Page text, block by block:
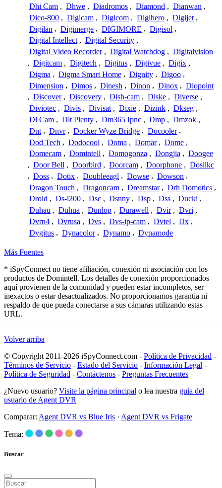
Dhi Cam , Dhwe , Diadromos , Diamond , Dianwan ,
Dico-800 , Digicam , Digicom , Digihero , Digijet ,
Digilan , Digimerge , DIGIMORE , Digisol ,
Digital Intellect , Digital Security ,
Digital Video Recorder , Digital Watchdog , Digitalvision
, Digitcam , Digitech , Digitus , Digivue , Digix ,
Digma , Digma Smart Home , Dignity , Digoo ,
Dimension , Dimos , Dinesh , Dinon , Dinox , Diopoint
, Discover , Discovery , Dish-cam , Diske , Diverse ,
Diviotec , Divis , Divisat , Dixie , Dizink , Dkseg ,
Dl Cam , Dlt Plenty , Dm365 Ipnc , Dmp , Dmzok ,
Dnt , Dnvr , Docker Wyze Bridge , Docooler ,
Dod Tech , Dodocool , Doma , Domar , Dome ,
Domecam , Domintell , Domogonza , Dongjia , Doogee
, Door Bell , Doorbird , Doorcam , Doorphone , Dosilkc
, Doss , Dotix , Doubleeagl , Dowse , Dowson ,
Dragon Touch , Dragoncam , Dreamstar , Drh Domotics ,
Droid , Ds-i200 , Dsc , Dsnny , Dsp , Dss , Ducki ,
Duhau , Duhua , Dunlop , Durawell , Dvir , Dvri ,
Dvrn4 , Dvrusa , Dvs , Dvs-ip-cam , Dvtel , Dx ,
Dygitus , Dynacolor , Dynamo , Dynamode
Más Fuentes
* iSpyConnect no tiene afiliación, conexión ni asociación con los
productos de Domintell. Los detalles de conexión proporcionados
aquí provienen de la comunidad y pueden estar incompletos, ser
inexactos o estar desactualizados. No proporcionamos garantía ni
respaldo de que pueda conectarse a sus cámaras utilizando estas
URL.
Volver arriba
© Copyright 2011-2026 iSpyConnect.com - Política de Privacidad -
Términos de Servicio - Estado del Servicio - Información Legal -
Política de Seguridad - Contáctenos - Preguntas Frecuentes
¿Nuevo usuario? Visite la página principal o lea nuestra guía del
usuario de Agent DVR
Comparar: Agent DVR vs Blue Iris · Agent DVR vs Frigate
Tema:
Buscar